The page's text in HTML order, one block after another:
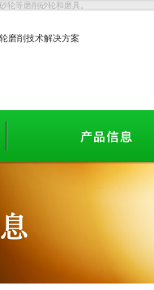
轮等磨削砂轮和磨具。
磨削技术解决方案